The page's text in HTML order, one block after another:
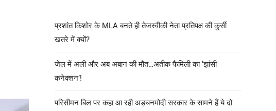
प्रशांत किशोर के MLA बनते ही तेजस्वीकी नेता प्रतिपक्ष की कुर्सी
खतरे में क्यों?
जेल में अली और अब अबान की मौत…अतीक फैमिली का ‘झांसी
कनेक्शन’!
परिसीमन बिल पर कहा आ रही अड़चनमोदी सरकार के सामने हैं ये दो